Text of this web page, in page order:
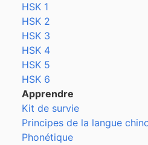
HSK 1
HSK 2
HSK 3
HSK 4
HSK 5
HSK 6
Apprendre
Kit de survie
Principes de la langue
Phonétique